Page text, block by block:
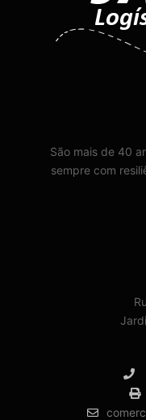
São mais de 40
sempre com